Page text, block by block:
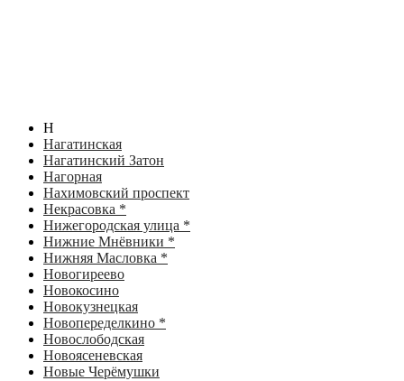
Н
Нагатинская
Нагатинский Затон
Нагорная
Нахимовский проспект
Некрасовка *
Нижегородская улица *
Нижние Мнёвники *
Нижняя Масловка *
Новогиреево
Новокосино
Новокузнецкая
Новопеределкино *
Новослободская
Новоясеневская
Новые Черёмушки